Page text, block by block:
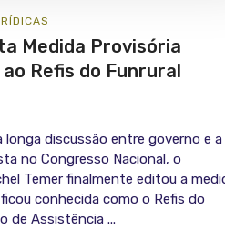
Medida Provisória
Refis do Funrural
longa discussão entre governo e a
no Congresso Nacional, o
Temer finalmente editou a
conhecida como o Refis do
de Assistência ...